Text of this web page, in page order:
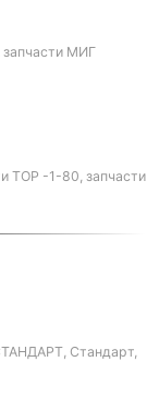
МИГ
ТОР -1-80, запчасти
Стандарт,